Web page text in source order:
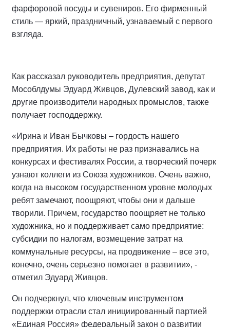
фарфоровой посуды и сувениров. Его фирменный
стиль — яркий, праздничный, узнаваемый с первого
взгляда.
Как рассказал руководитель предприятия, депутат
Мособлдумы Эдуард Живцов, Дулевский завод, как и
другие производители народных промыслов, также
получает господдержку.
«Ирина и Иван Бычковы – гордость нашего
предприятия. Их работы не раз признавались на
конкурсах и фестивалях России, а творческий почерк
узнают коллеги из Союза художников. Очень важно,
когда на высоком государственном уровне молодых
ребят замечают, поощряют, чтобы они и дальше
творили. Причем, государство поощряет не только
художника, но и поддерживает само предприятие:
субсидии по налогам, возмещение затрат на
коммунальные ресурсы, на продвижение – все это,
конечно, очень серьезно помогает в развитии», -
отметил Эдуард Живцов.
Он подчеркнул, что ключевым инструментом
поддержки отрасли стал инициированный партией
«Единая Россия» федеральный закон о развитии